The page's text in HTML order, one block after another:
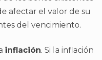
afectar el valor de su
del vencimiento.
inflación. Si la inflación